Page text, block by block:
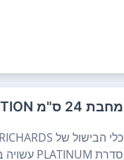
אחיד.מתאים לכל סוגי
מחבת 24 ס"מ MORPHY RICHARDS PLATINUM FULL INDUCTION